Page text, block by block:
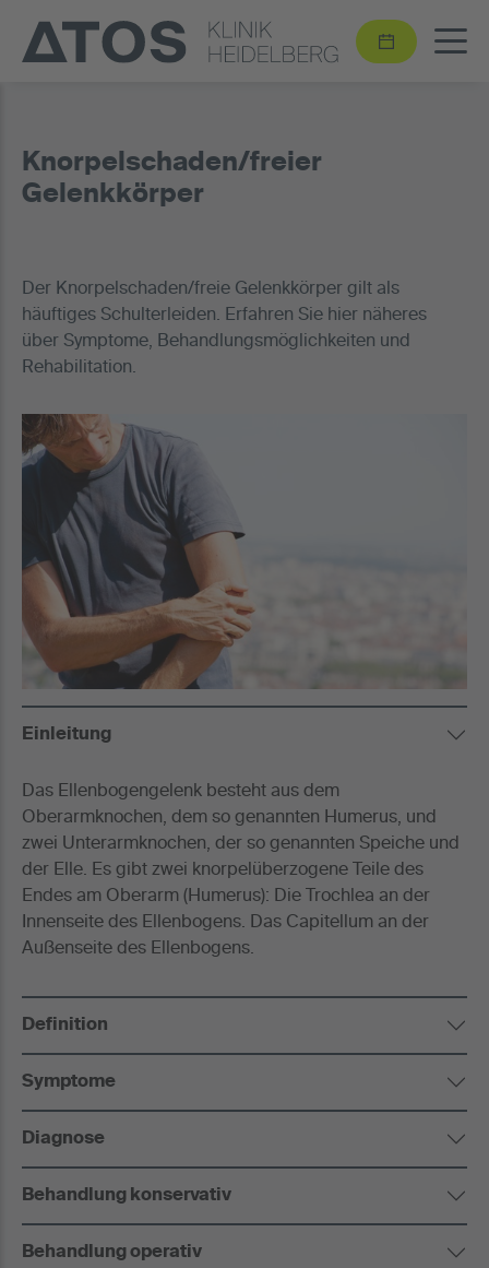
Knorpelschaden/freier
Gelenkkörper
Der Knorpelschaden/freie Gelenkkörper gilt als
häuftiges Schulterleiden. Erfahren Sie hier näheres
über Symptome, Behandlungsmöglichkeiten und
Rehabilitation.
Einleitung
Das Ellenbogengelenk besteht aus dem
Oberarmknochen, dem so genannten Humerus, und
zwei Unterarmknochen, der so genannten Speiche und
der Elle. Es gibt zwei knorpelüberzogene Teile des
Endes am Oberarm (Humerus): Die Trochlea an der
Innenseite des Ellenbogens. Das Capitellum an der
Außenseite des Ellenbogens.
Definition
Symptome
Diagnose
Behandlung konservativ
Behandlung operativ